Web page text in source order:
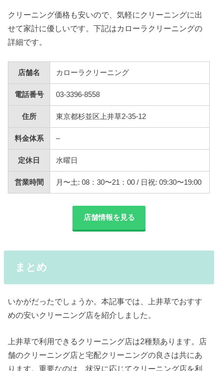
クリーニング価格も安いので、気軽にクリーニングに出
せて家計に優しいです。下記はカローラクリーニングの
詳細です。
店舗名 カローラクリーニング
電話番号 03-3396-8558
住所 東京都杉並区上井草2-35-12
料金体系 –
定休日 水曜日
営業時間 月〜土: 08：30〜21：00 / 日祝: 09:30〜19:00
店舗情報を見る
まとめ
いかがだったでしょうか。本記事では、上井草でおすす
めの安いクリーニング店を紹介しました。
上井草で利用できるクリーニング店は2種類あります。店
舗のクリーニング店と宅配クリーニングの良さは共にあ
ります。重要なのは、状況に応じてクリーニング店を利